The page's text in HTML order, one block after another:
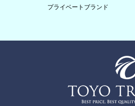
プライベートブランド